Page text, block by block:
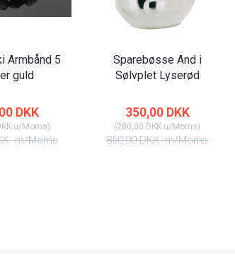
Armbånd 5
guld
DKK
u/Moms)
m/Moms
Sparebøsse And i
Sølvplet Lyserød
350,00 DKK
(280,00 DKK u/Moms)
850,00 DKKm/Moms